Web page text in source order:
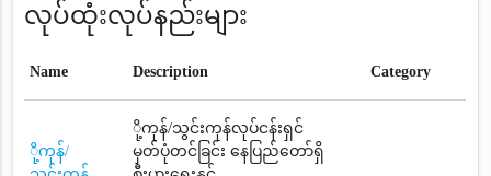
လုပ်ထုံးလုပ်နည်းများ
Name Description Category
ို့ကုန်/
ို့ကုန်/သွင်းကုန်လုပ်ငန်းရှင်
မှတ်ပုံတင်ခြင်း နေပြည်တော်ရှိ